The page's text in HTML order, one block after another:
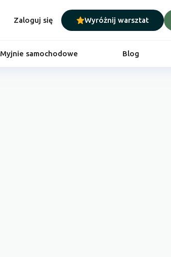
Zaloguj się Wyróżnij warsztat
Myjnie samochodowe Blog